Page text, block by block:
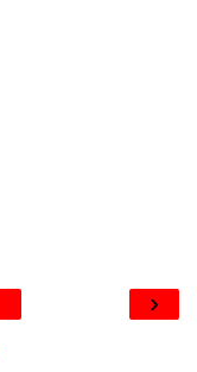
›